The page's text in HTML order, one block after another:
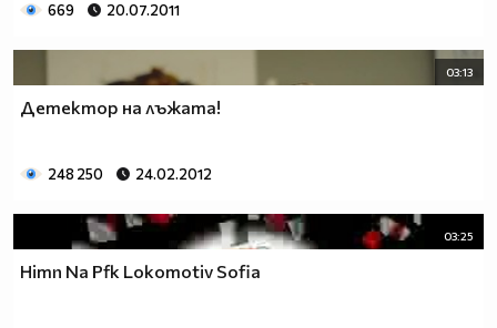
669 20.07.2011
03:13
Детектор на лъжата!
248 250 24.02.2012
03:25
Himn Na Pfk Lokomotiv Sofia